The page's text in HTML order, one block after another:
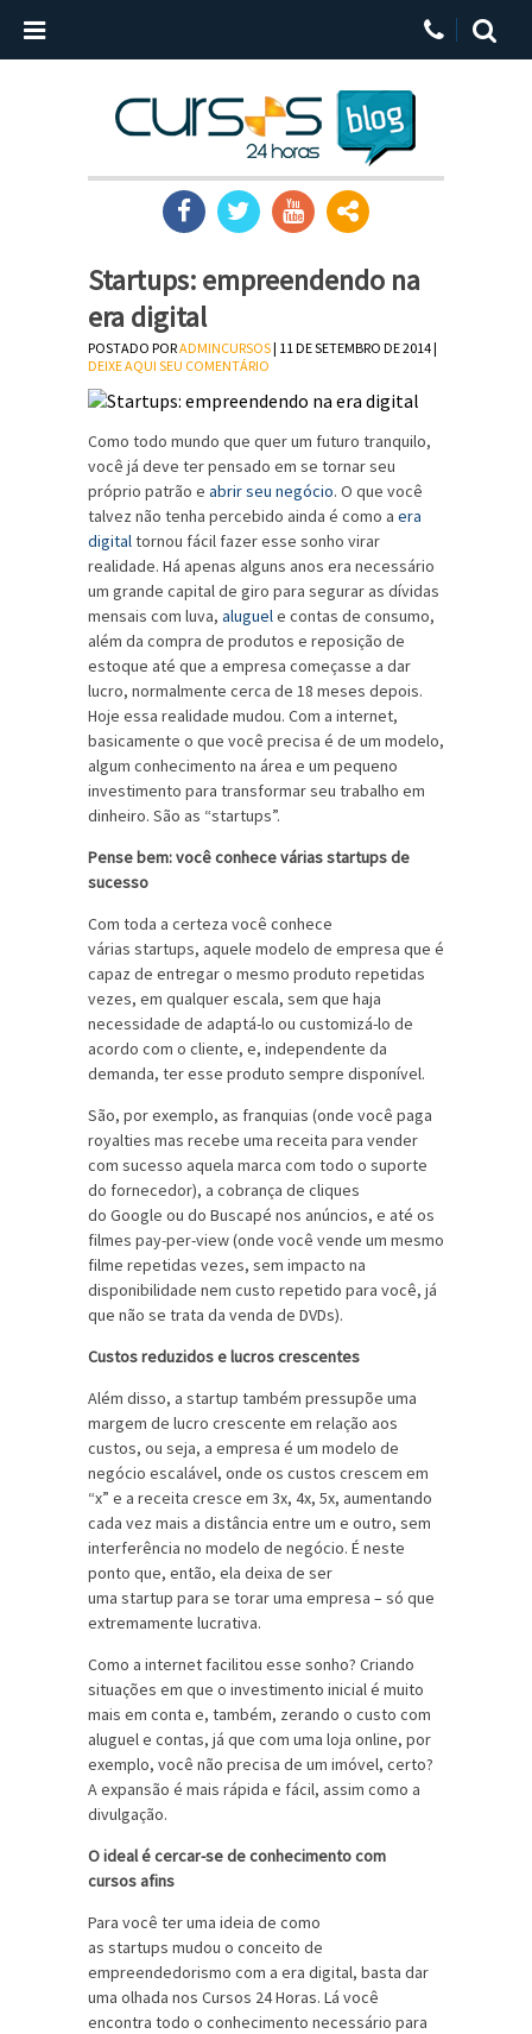
Startups: empreendendo na
era digital
POSTADO PORADMINCURSOS| 11 DE SETEMBRO DE 2014 |
DEIXE AQUI SEU COMENTÁRIO
Como todo mundo que quer um futuro tranquilo,
você já deve ter pensado em se tornar seu
próprio patrão e abrir seu negócio. O que você
talvez não tenha percebido ainda é como a era
digitaltornou fácil fazer esse sonho virar
realidade. Há apenas alguns anos era necessário
um grande capital de giro para segurar as dívidas
mensais com luva, aluguele contas de consumo,
além da compra de produtos e reposição de
estoque até que a empresa começasse a dar
lucro, normalmente cerca de 18 meses depois.
Hoje essa realidade mudou. Com a internet,
basicamente o que você precisa é de um modelo,
algum conhecimento na área e um pequeno
investimento para transformar seu trabalho em
dinheiro. São as “startups”.
Pense bem: você conhece várias startups de
sucesso
Com toda a certeza você conhece
várias startups, aquele modelo de empresa que é
capaz de entregar o mesmo produto repetidas
vezes, em qualquer escala, sem que haja
necessidade de adaptá-lo ou customizá-lo de
acordo com o cliente, e, independente da
demanda, ter esse produto sempre disponível.
São, por exemplo, as franquias (onde você paga
royalties mas recebe uma receita para vender
com sucesso aquela marca com todo o suporte
do fornecedor), a cobrança de cliques
do Google ou do Buscapé nos anúncios, e até os
filmes pay-per-view (onde você vende um mesmo
filme repetidas vezes, sem impacto na
disponibilidade nem custo repetido para você, já
que não se trata da venda de DVDs).
Custos reduzidos e lucros crescentes
Além disso, a startup também pressupõe uma
margem de lucro crescente em relação aos
custos, ou seja, a empresa é um modelo de
negócio escalável, onde os custos crescem em
“x” e a receita cresce em 3x, 4x, 5x, aumentando
cada vez mais a distância entre um e outro, sem
interferência no modelo de negócio. É neste
ponto que, então, ela deixa de ser
uma startup para se torar uma empresa – só que
extremamente lucrativa.
Como a internet facilitou esse sonho? Criando
situações em que o investimento inicial é muito
mais em conta e, também, zerando o custo com
aluguel e contas, já que com uma loja online, por
exemplo, você não precisa de um imóvel, certo?
A expansão é mais rápida e fácil, assim como a
divulgação.
O ideal é cercar-se de conhecimento com
cursos afins
Para você ter uma ideia de como
as startups mudou o conceito de
empreendedorismo com a era digital, basta dar
uma olhada nos Cursos 24 Horas. Lá você
encontra todo o conhecimento necessário para